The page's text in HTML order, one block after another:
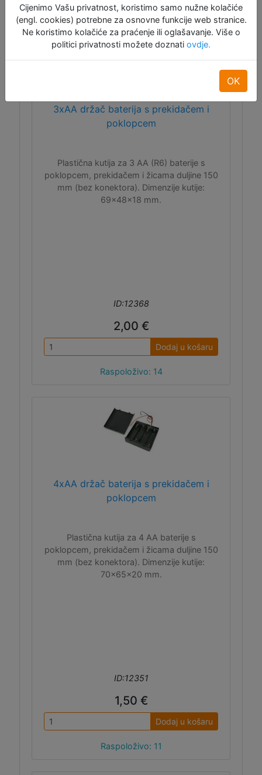
3xAA držač baterija s prekidačem i
poklopcem
Plastična kutija za 3 AA (R6) baterije s
poklopcem, prekidačem i žicama duljine 150
mm (bez konektora). Dimenzije kutije:
69x48x18 mm.
ID:12368
2,00 €
Dodaj u košaru
Raspoloživo: 14
4xAA držač baterija s prekidačem i
poklopcem
Plastična kutija za 4 AA baterije s
poklopcem, prekidačem i žicama duljine 150
mm (bez konektora). Dimenzije kutije:
70x65x20 mm.
ID:12351
1,50 €
Dodaj u košaru
Raspoloživo: 11
Cijenimo Vašu privatnost, koristimo samo nužne kolačiće
(engl. cookies) potrebne za osnovne funkcije web stranice.
Ne koristimo kolačiće za praćenje ili oglašavanje. Više o
politici privatnosti možete doznati ovdje.
OK